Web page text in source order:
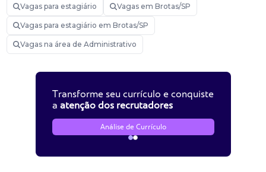
Vagas para estagiário Vagas em Brotas/SP
Vagas para estagiário em Brotas/SP
Vagas na área de Administrativo
Transforme seu currículo e conquiste
a atenção dos recrutadores
Análise de Currículo